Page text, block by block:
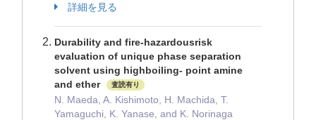
詳細を見る
Durability and fire-hazardousrisk
evaluation of unique phase separation
solvent using highboiling- point amine
and ether
査読有り
N. Maeda, A. Kishimoto, H. Machida, T.
Yamaguchi, K. Yanase, and K. Norinaga